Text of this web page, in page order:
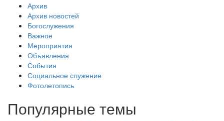
Архив
Архив новостей
Богослужения
Важное
Мероприятия
Объявления
События
Социальное служение
Фотолетопись
Популярные темы